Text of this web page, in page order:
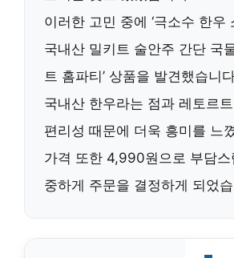
이러한 고민 중에 ‘극소수 한우
국내산 밀키트 술안주 간단 국
트 홈파티’ 상품을 발견했습니
국내산 한우라는 점과 레토르
편리성 때문에 더욱 흥미를 느
가격 또한 4,990원으로 부담
중하게 주문을 결정하게 되었